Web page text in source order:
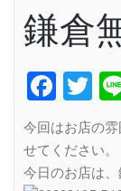
鎌倉
今回はお店の
せてください。
今日のお店は